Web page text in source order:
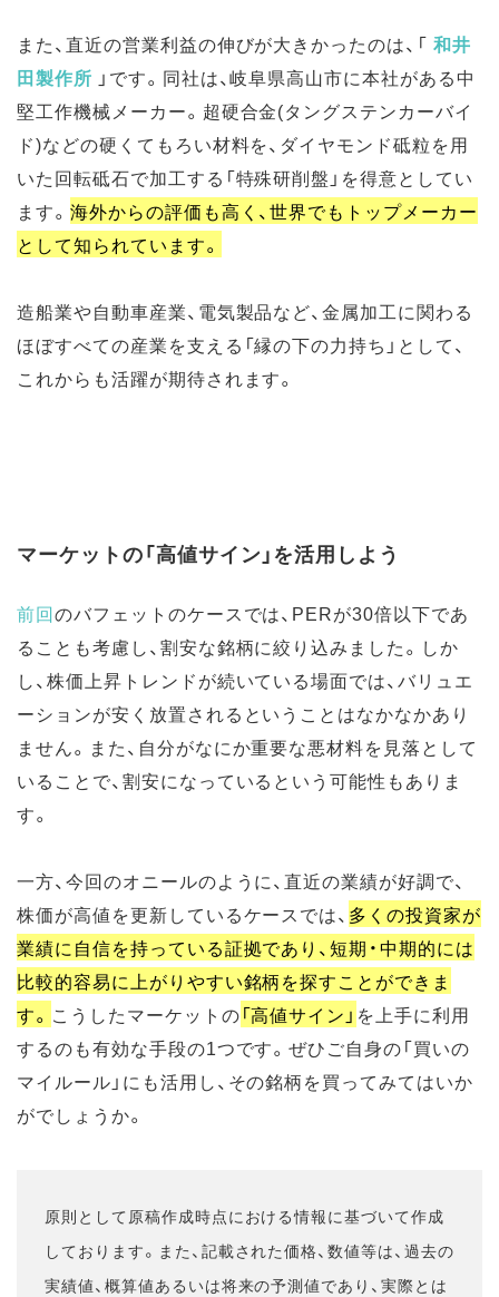
また、直近の営業利益の伸びが大きかったのは、「和井
田製作所 」です。同社は、岐阜県高山市に本社がある中
堅工作機械メーカー。超硬合金(タングステンカーバイ
ド)などの硬くてもろい材料を、ダイヤモンド砥粒を用
いた回転砥石で加工する「特殊研削盤」を得意としてい
ます。 海外からの評価も高く、世界でもトップメーカー
として知られています。
造船業や自動車産業、電気製品など、金属加工に関わる
ほぼすべての産業を支える「縁の下の力持ち」として、
これからも活躍が期待されます。
マーケットの「高値サイン」を活用しよう
前回のバフェットのケースでは、PERが30倍以下であ
ることも考慮し、割安な銘柄に絞り込みました。しか
し、株価上昇トレンドが続いている場面では、バリュエ
ーションが安く放置されるということはなかなかあり
ません。また、自分がなにか重要な悪材料を見落として
いることで、割安になっているという可能性もありま
す。
一方、今回のオニールのように、直近の業績が好調で、
株価が高値を更新しているケースでは、 多くの投資家が
業績に自信を持っている証拠であり、短期・中期的には
比較的容易に上がりやすい銘柄を探すことができま
す。 こうしたマーケットの「高値サイン」 を上手に利用
するのも有効な手段の1つです。ぜひご自身の「買いの
マイルール」にも活用し、その銘柄を買ってみてはいか
がでしょうか。
原則として原稿作成時点における情報に基づいて作成
しております。また、記載された価格、数値等は、過去の
実績値、概算値あるいは将来の予測値であり、実際とは